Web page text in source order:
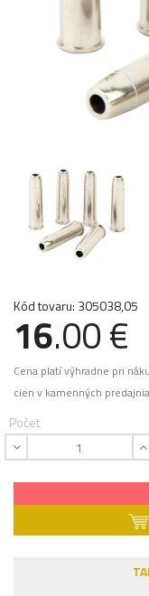
Kód tovaru: 305038,05
16.00 €
Cena platí výhradne pri
cien v kamenných
Počet